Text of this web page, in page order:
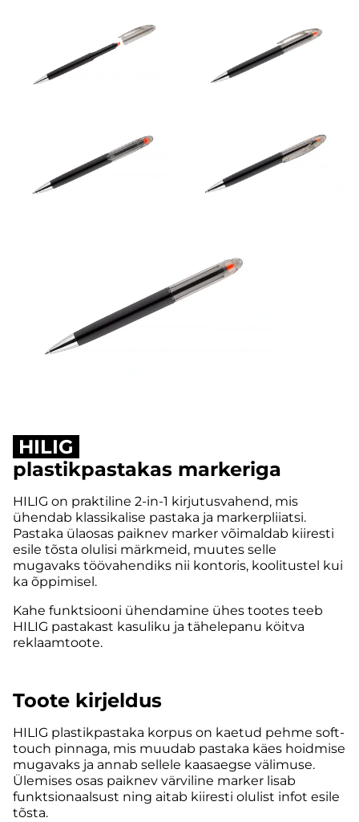
HILIG
plastikpastakas markeriga
HILIG on praktiline 2-in-1 kirjutusvahend, mis
ühendab klassikalise pastaka ja markerpliiatsi.
Pastaka ülaosas paiknev marker võimaldab kiiresti
esile tõsta olulisi märkmeid, muutes selle
mugavaks töövahendiks nii kontoris, koolitustel kui
ka õppimisel.
Kahe funktsiooni ühendamine ühes tootes teeb
HILIG pastakast kasuliku ja tähelepanu köitva
reklaamtoote.
Toote kirjeldus
HILIG plastikpastaka korpus on kaetud pehme soft-
touch pinnaga, mis muudab pastaka käes hoidmise
mugavaks ja annab sellele kaasaegse välimuse.
Ülemises osas paiknev värviline marker lisab
funktsionaalsust ning aitab kiiresti olulist infot esile
tõsta.